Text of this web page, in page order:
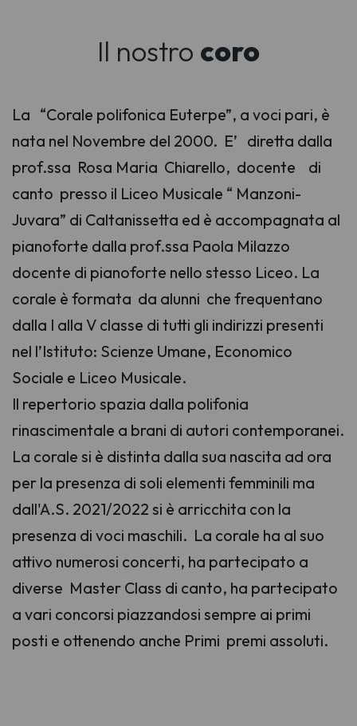
Il nostro coro
La “Corale polifonica Euterpe”, a voci pari, è
nata nel Novembre del 2000. E’ diretta dalla
prof.ssa Rosa Maria Chiarello, docente di
canto presso il Liceo Musicale “ Manzoni-
Juvara” di Caltanissetta ed è accompagnata al
pianoforte dalla prof.ssa Paola Milazzo
docente di pianoforte nello stesso Liceo. La
corale è formata da alunni che frequentano
dalla I alla V classe di tutti gli indirizzi presenti
nel l’Istituto: Scienze Umane, Economico
Sociale e Liceo Musicale.
Il repertorio spazia dalla polifonia
rinascimentale a brani di autori contemporanei.
La corale si è distinta dalla sua nascita ad ora
per la presenza di soli elementi femminili ma
dall'A.S. 2021/2022 si è arricchita con la
presenza di voci maschili. La corale ha al suo
attivo numerosi concerti, ha partecipato a
diverse Master Class di canto, ha partecipato
a vari concorsi piazzandosi sempre ai primi
posti e ottenendo anche Primi premi assoluti.